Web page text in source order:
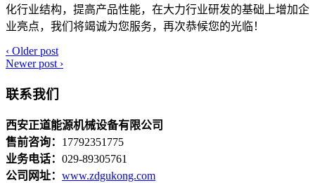
化行业结构，提高产品性能，在大力行业研发的基础上增加企
业亮点，我们将竭诚为您服务，再次恭候您的光临！
‹ Older post
Newer post ›
联系我们
西安正道能源机械设备有限公司
售前咨询： 17792351775
业务电话： 029-89305761
公司网址： www.zdgukong.com